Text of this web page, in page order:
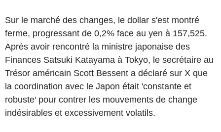
Sur le marché des changes, le dollar s'est montré
ferme, progressant de 0,2% face au yen à 157,525.
Après avoir rencontré la ministre japonaise des
Finances Satsuki Katayama à Tokyo, le secrétaire au
Trésor américain Scott Bessent a déclaré sur X que
la coordination avec le Japon était 'constante et
robuste' pour contrer les mouvements de change
indésirables et excessivement volatils.